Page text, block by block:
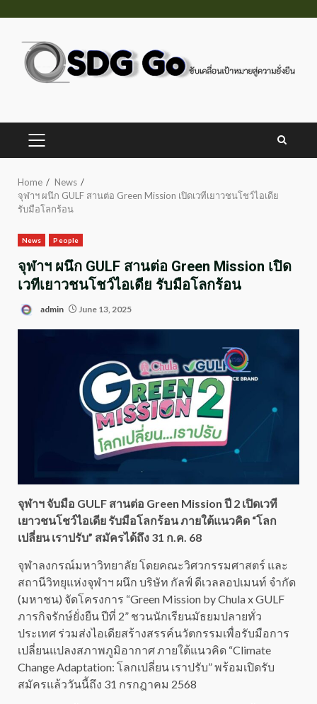
content
PRIMARY
Home
News
จุฬาฯ ผนึก GULF สานต่อ Green Mission เปิดเวทีเยาวชนโชว์ไอเดีย
รับมือโลกร้อน
News People
จุฬาฯ ผนึก GULF สานต่อ Green Mission เปิด
เวทีเยาวชนโชว์ไอเดีย รับมือโลกร้อน
admin June 13, 2025
จุฬาฯ จับมือ GULF สานต่อ Green Mission ปี 2 เปิดเวที
เยาวชนโชว์ไอเดีย รับมือโลกร้อน ภายใต้แนวคิด “โลก
เปลี่ยน เราปรับ” สมัครได้ถึง 31 ก.ค. 68
จุฬาลงกรณ์มหาวิทยาลัย โดยคณะวิศวกรรมศาสตร์ และ
สถานีวิทยุแห่งจุฬาฯ ผนึก บริษัท กัลฟ์ ดีเวลลอปเมนท์ จำกัด
(มหาชน) จัดโครงการ “Green Mission by Chula x GULF
ภารกิจรักษ์ยั่งยืน ปีที่ 2” ชวนนักเรียนมัธยมปลายทั่ว
ประเทศ ร่วมส่งไอเดียสร้างสรรค์นวัตกรรมเพื่อรับมือการ
เปลี่ยนแปลงสภาพภูมิอากาศ ภายใต้แนวคิด “Climate
Change Adaptation: โลกเปลี่ยน เราปรับ” พร้อมเปิดรับ
สมัครแล้ววันนี้ถึง 31 กรกฎาคม 2568